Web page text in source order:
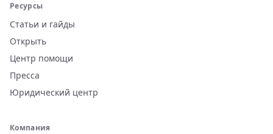
Ресурсы
Статьи и гайды
Открыть
Центр помощи
Пресса
Юридический центр
Компания